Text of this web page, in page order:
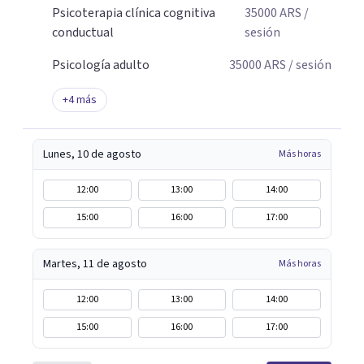
Psicoterapia clínica cognitiva
conductual
35000ARS /
sesión
Psicología adulto
35000ARS / sesión
+4más
Lunes, 10 de agosto Más horas
12:00 13:00
14:00
15:00
16:00 17:00
Martes, 11 de agosto Más horas
12:00 13:00
14:00
15:00
16:00 17:00